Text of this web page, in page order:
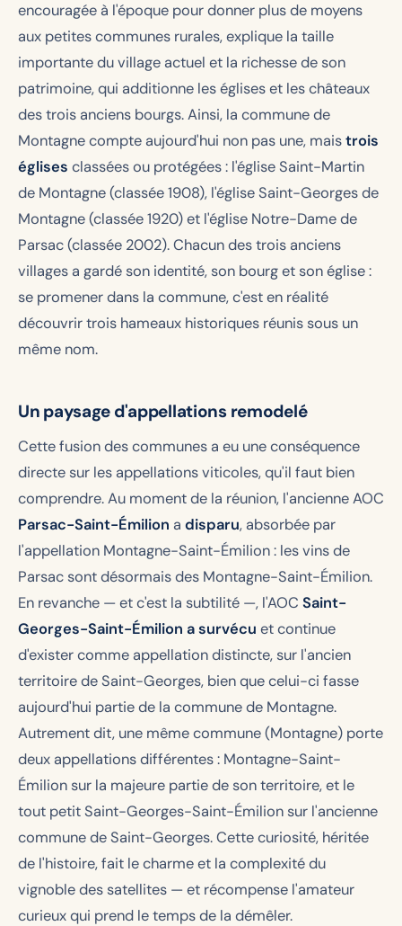
encouragée à l'époque pour donner plus de moyens
aux petites communes rurales, explique la taille
importante du village actuel et la richesse de son
patrimoine, qui additionne les églises et les châteaux
des trois anciens bourgs. Ainsi, la commune de
Montagne compte aujourd'hui non pas une, maistrois
églises classées ou protégées : l'église Saint-Martin
de Montagne (classée 1908), l'église Saint-Georges de
Montagne (classée 1920) et l'église Notre-Dame de
Parsac (classée 2002). Chacun des trois anciens
villages a gardé son identité, son bourg et son église :
se promener dans la commune, c'est en réalité
découvrir trois hameaux historiques réunis sous un
même nom.
Un paysage d'appellations remodelé
Cette fusion des communes a eu une conséquence
directe sur les appellations viticoles, qu'il faut bien
comprendre. Au moment de la réunion, l'ancienne AOC
Parsac-Saint-Émilion a disparu, absorbée par
l'appellation Montagne-Saint-Émilion : les vins de
Parsac sont désormais des Montagne-Saint-Émilion.
En revanche — et c'est la subtilité —, l'AOC Saint-
Georges-Saint-Émilion a survécu et continue
d'exister comme appellation distincte, sur l'ancien
territoire de Saint-Georges, bien que celui-ci fasse
aujourd'hui partie de la commune de Montagne.
Autrement dit, une même commune (Montagne) porte
deux appellations différentes : Montagne-Saint-
Émilion sur la majeure partie de son territoire, et le
tout petit Saint-Georges-Saint-Émilion sur l'ancienne
commune de Saint-Georges. Cette curiosité, héritée
de l'histoire, fait le charme et la complexité du
vignoble des satellites — et récompense l'amateur
curieux qui prend le temps de la démêler.